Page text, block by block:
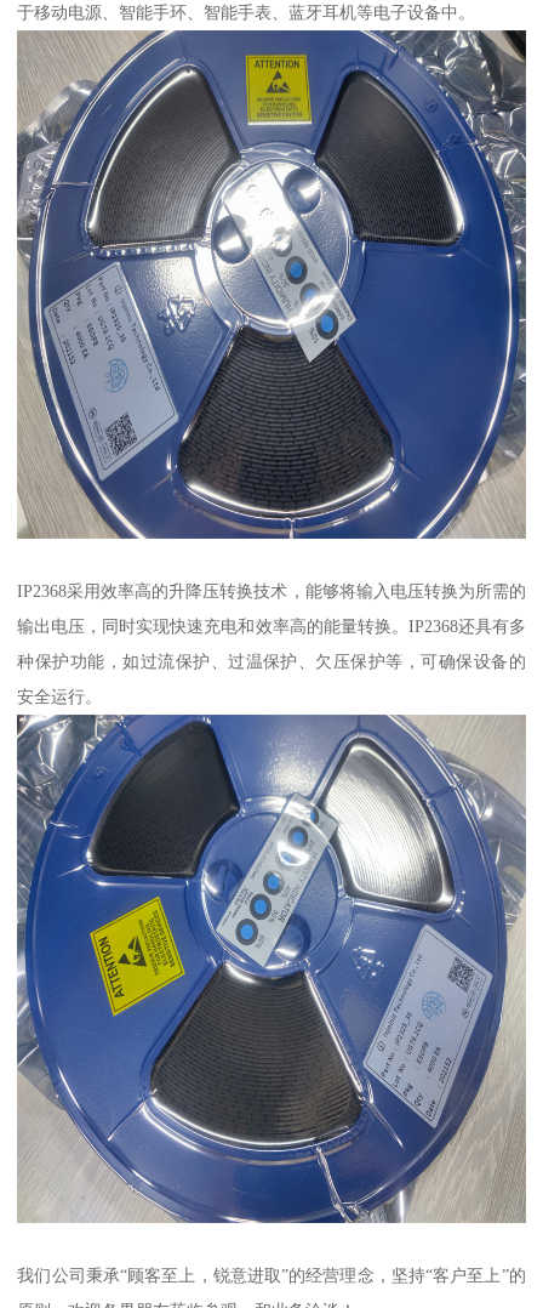
于移动电源、智能手环、智能手表、蓝牙耳机等电子设备中。
IP2368采用效率高的升降压转换技术，能够将输入电压转换为所需的
输出电压，同时实现快速充电和效率高的能量转换。IP2368还具有多
种保护功能，如过流保护、过温保护、欠压保护等，可确保设备的
安全运行。
我们公司秉承“顾客至上，锐意进取”的经营理念，坚持“客户至上”的